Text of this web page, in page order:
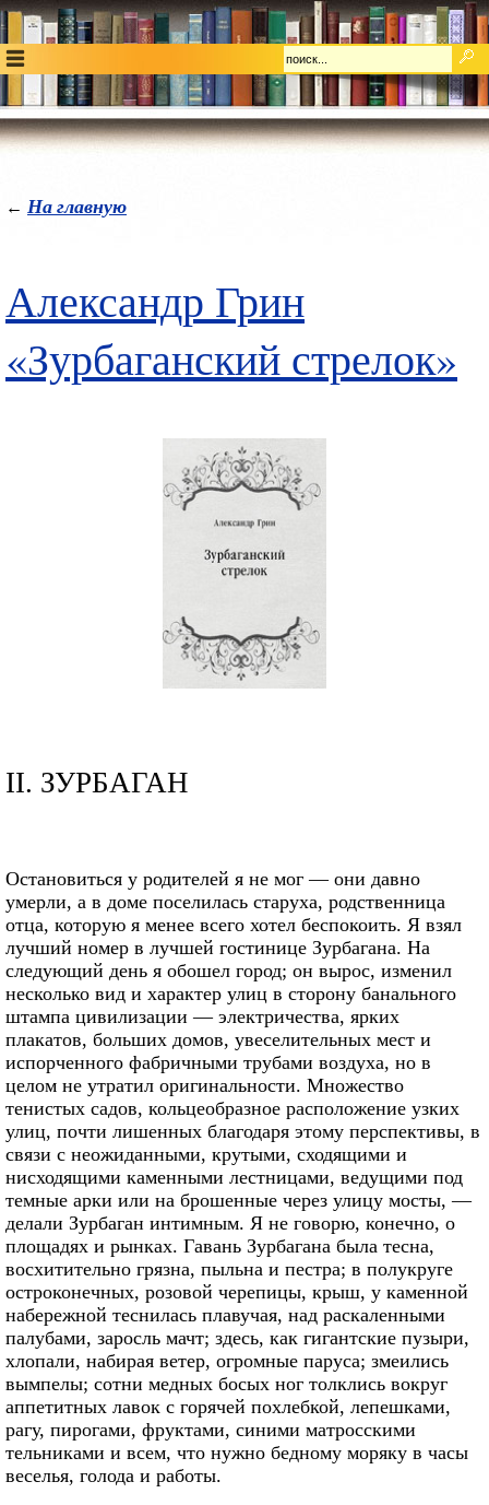
← На главную
Александр Грин
«Зурбаганский стрелок»
II. ЗУРБАГАН
Остановиться у родителей я не мог — они давно
умерли, а в доме поселилась старуха, родственница
отца, которую я менее всего хотел беспокоить. Я взял
лучший номер в лучшей гостинице Зурбагана. На
следующий день я обошел город; он вырос, изменил
несколько вид и характер улиц в сторону банального
штампа цивилизации — электричества, ярких
плакатов, больших домов, увеселительных мест и
испорченного фабричными трубами воздуха, но в
целом не утратил оригинальности. Множество
тенистых садов, кольцеобразное расположение узких
улиц, почти лишенных благодаря этому перспективы, в
связи с неожиданными, крутыми, сходящими и
нисходящими каменными лестницами, ведущими под
темные арки или на брошенные через улицу мосты, —
делали Зурбаган интимным. Я не говорю, конечно, о
площадях и рынках. Гавань Зурбагана была тесна,
восхитительно грязна, пыльна и пестра; в полукруге
остроконечных, розовой черепицы, крыш, у каменной
набережной теснилась плавучая, над раскаленными
палубами, заросль мачт; здесь, как гигантские пузыри,
хлопали, набирая ветер, огромные паруса; змеились
вымпелы; сотни медных босых ног толклись вокруг
аппетитных лавок с горячей похлебкой, лепешками,
рагу, пирогами, фруктами, синими матросскими
тельниками и всем, что нужно бедному моряку в часы
веселья, голода и работы.